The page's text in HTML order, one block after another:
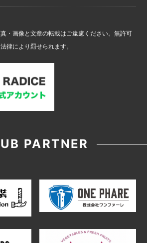
・画像と文章の転載はご遠慮ください。無許可
律により罰せられます。
PARTNER